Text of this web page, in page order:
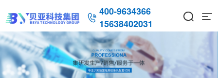
 400-9634366
15638402031
 